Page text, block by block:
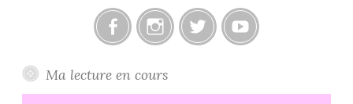
Ma lecture en cours